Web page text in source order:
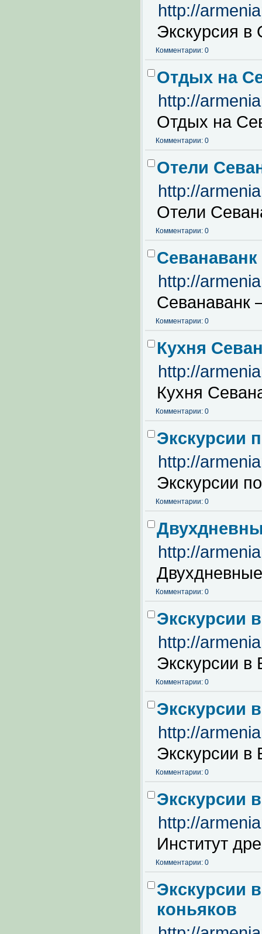
http://
Экскурсия в
Комментарии: 0
Отдых на
http://
Отдых на
Комментарии: 0
Отели
http://
Отели
Комментарии: 0
http://
Севанаванк
Комментарии: 0
Кухня
http://
Кухня
Комментарии: 0
Экскурсии
http://
Экскурсии
Комментарии: 0
http://
Комментарии: 0
Экскурсии
http://
Экскурсии в
Комментарии: 0
Экскурсии
http://
Экскурсии в
Комментарии: 0
Экскурсии
http://
Институт
Комментарии: 0
Экскурсии
коньяков